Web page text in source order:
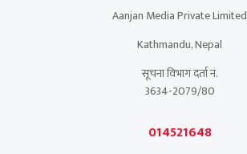
Aanjan Media Private Limited
Kathmandu, Nepal
सूचना विभाग दर्ता नं.
3634-2079/80
014521648